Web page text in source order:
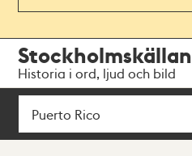
navigationen
huvudinnehållet
Stockholmskällan
Historia i ord, ljud och bild
Sök